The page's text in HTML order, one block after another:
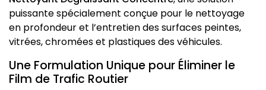
puissante spécialement conçue pour le nettoyage
en profondeur et l’entretien des surfaces peintes,
vitrées, chromées et plastiques des véhicules.
Une Formulation Unique pour Éliminer le
Film de Trafic Routier